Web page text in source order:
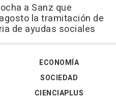
a Sanz que
la tramitación de
de ayudas sociales
ECONOMÍA
SOCIEDAD
CIENCIAPLUS